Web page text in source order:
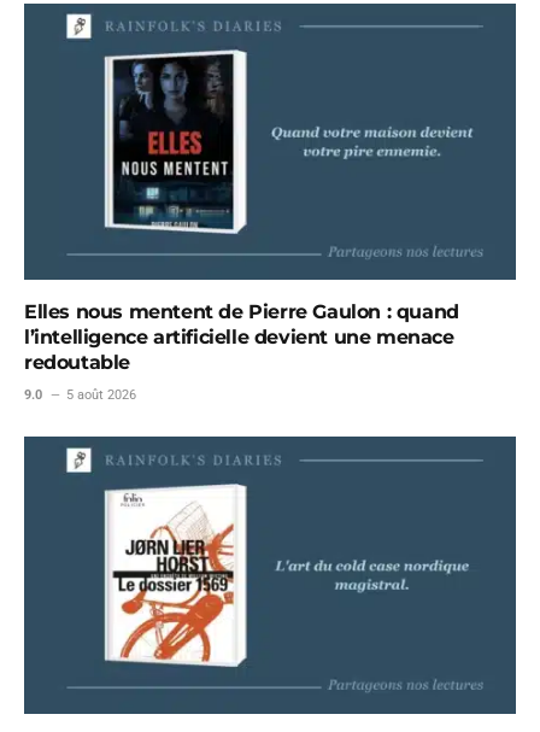
Elles nous mentent de Pierre Gaulon : quand
l’intelligence artificielle devient une menace
redoutable
9.0 5 août 2026